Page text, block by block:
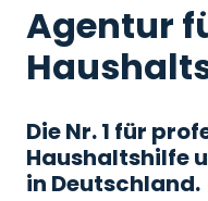
Agentur
Die Nr. 1 für
Haushaltshilfe
in Deutschland.